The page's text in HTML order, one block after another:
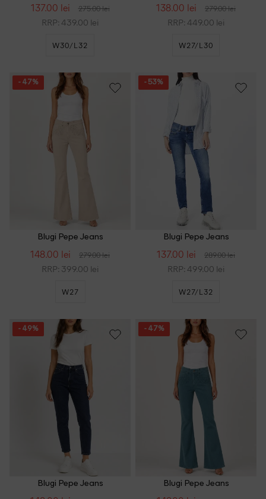
137.00 lei 275.00 lei
RRP: 439.00 lei
W30/L32
138.00 lei 279.00 lei
RRP: 449.00 lei
W27/L30
- 47%
Blugi Pepe Jeans
148.00 lei 279.00 lei
RRP: 399.00 lei
W27
- 53%
Blugi Pepe Jeans
137.00 lei 289.00 lei
RRP: 499.00 lei
W27/L32
- 49%
Blugi Pepe Jeans
- 47%
Blugi Pepe Jeans